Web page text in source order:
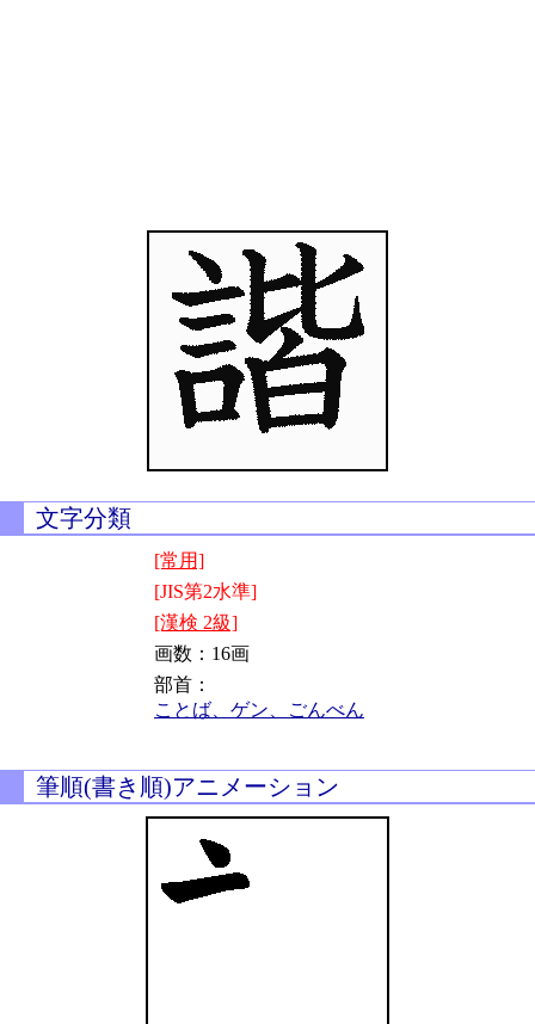
文字分類
[常用]
[JIS第2水準]
[漢検 2級]
画数：16画
部首：
ことば、ゲン、ごんべん
筆順(書き順)アニメーション